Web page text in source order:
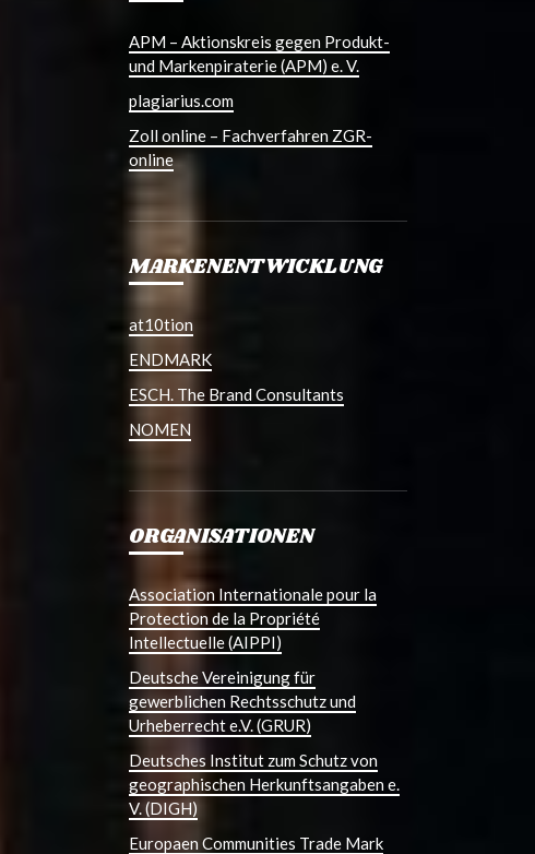
APM – Aktionskreis gegen Produkt-
und Markenpiraterie (APM) e. V.
plagiarius.com
Zoll online – Fachverfahren ZGR-
online
MARKENENTWICKLUNG
at10tion
ENDMARK
ESCH. The Brand Consultants
NOMEN
ORGANISATIONEN
Association Internationale pour la
Protection de la Propriété
Intellectuelle (AIPPI)
Deutsche Vereinigung für
gewerblichen Rechtsschutz und
Urheberrecht e.V. (GRUR)
Deutsches Institut zum Schutz von
geographischen Herkunftsangaben e.
V. (DIGH)
Europaen Communities Trade Mark